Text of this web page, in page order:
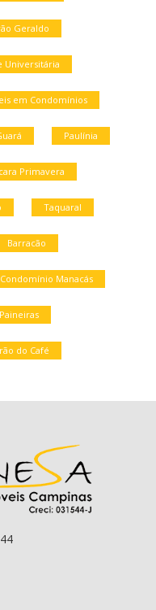
Geraldo
Universitária
em Condomínios
Paulínia
Primavera
Taquaral
Barracão
Condomínio Manacás
do Café